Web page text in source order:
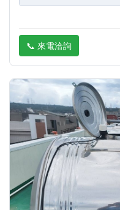
📞 來電洽詢